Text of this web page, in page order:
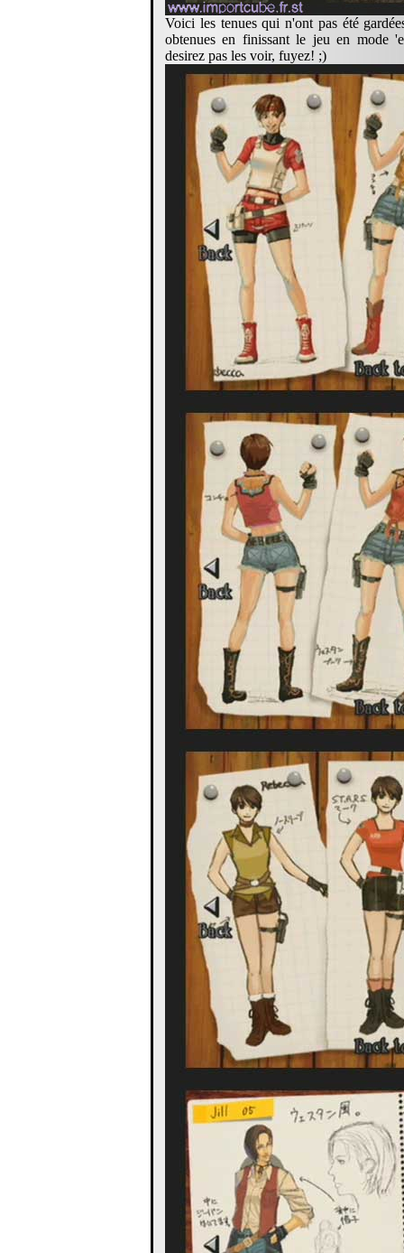
Voici les tenues qui n'ont pas été
obtenues en finissant le jeu en mode
desirez pas les voir, fuyez! ;)